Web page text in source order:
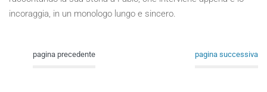
incoraggia, in un monologo lungo e sincero.
pagina precedente pagina successiva